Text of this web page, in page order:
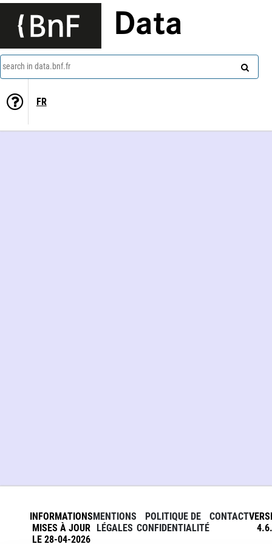
Data
search in data.bnf.fr
FR
INFORMATIONS
MISES À JOUR
LE 28-04-2026
MENTIONS
LÉGALES
POLITIQUE DE
CONFIDENTIALITÉ
CONTACT